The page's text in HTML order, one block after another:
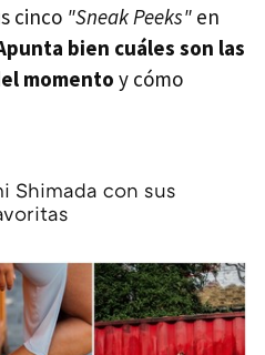
cinco "Sneak Peeks" en
bien cuáles son las
momento y cómo
Shimada con sus